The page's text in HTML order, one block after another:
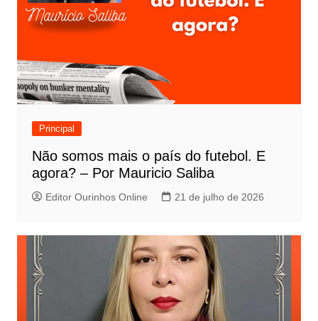
Principal
Não somos mais o país do futebol. E
agora? – Por Mauricio Saliba
Editor Ourinhos Online 21 de julho de 2026